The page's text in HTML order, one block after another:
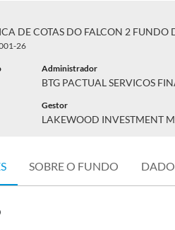
26
Administrador
BTG PACTUAL SERVICOS
Gestor
LAKEWOOD INVESTMENT
SOBRE O FUNDO